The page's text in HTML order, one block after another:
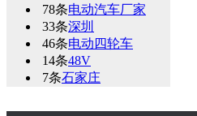
78条电动汽车厂家
33条深圳
46条电动四轮车
14条48V
7条石家庄